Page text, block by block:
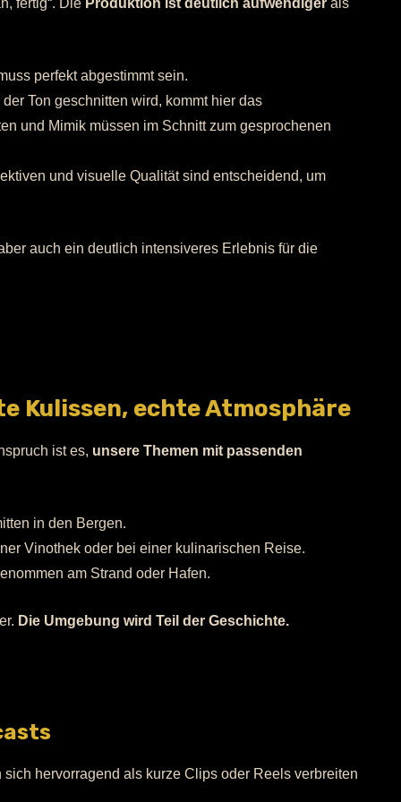
fertig“. Die Produktion ist deutlich aufwendigerals
perfekt abgestimmt sein.
Ton geschnitten wird, kommt hier das
und Mimik müssen im Schnitt zum gesprochenen
und visuelle Qualität sind entscheidend, um
auch ein deutlich intensiveres Erlebnis für die
Kulissen, echte Atmosphäre
ist es, unsere Themen mit passenden
in den Bergen.
Vinothek oder bei einer kulinarischen Reise.
am Strand oder Hafen.
Die Umgebung wird Teil der Geschichte.
hervorragend als kurze Clips oder Reels verbreiten